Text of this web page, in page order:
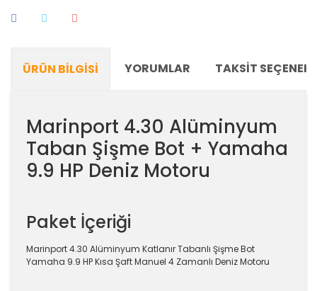
ÜRÜN BILGISI YORUMLAR TAKSIT
Marinport 4.30 Alüminyum
Taban Şişme Bot + Yamaha
9.9 HP Deniz Motoru
Paket İçeriği
Marinport 4.30 Alüminyum Katlanır Tabanlı Şişme Bot
Yamaha 9.9 HP Kısa Şaft Manuel 4 Zamanlı Deniz Motoru